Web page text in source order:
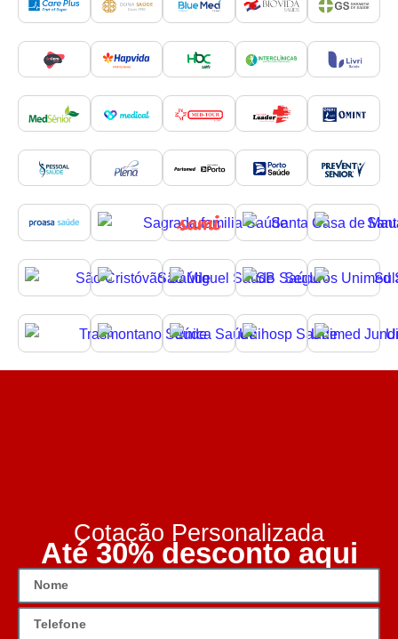
Cotação Personalizada
Até 30% desconto aqui